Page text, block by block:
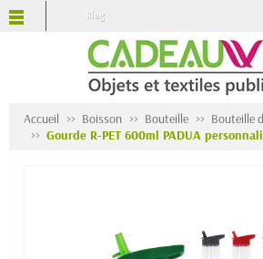
Blog
Accueil Boisson Bouteille
Bouteille
Gourde R-PET 600ml PADUA